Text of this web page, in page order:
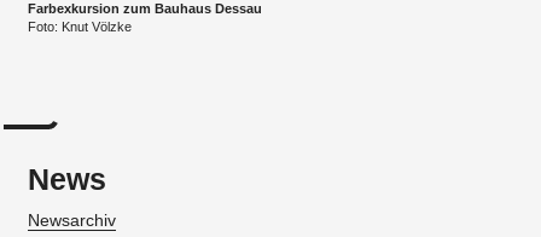
Farbexkursion zum Bauhaus Dessau
Foto: Knut Völzke
News
Newsarchiv